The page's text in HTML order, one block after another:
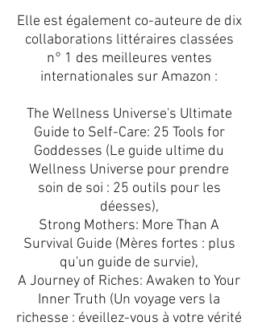
Elle est également co-auteure de dix
collaborations littéraires classées
n° 1 des meilleures ventes
internationales sur Amazon :
The Wellness Universe's Ultimate
Guide to Self-Care: 25 Tools for
Goddesses (Le guide ultime du
Wellness Universe pour prendre
soin de soi : 25 outils pour les
déesses),
Strong Mothers: More Than A
Survival Guide (Mères fortes : plus
qu'un guide de survie),
A Journey of Riches: Awaken to Your
Inner Truth (Un voyage vers la
richesse : éveillez-vous à votre vérité